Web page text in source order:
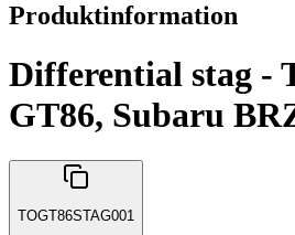
Produktinformation
Differential stag -
GT86, Subaru
TOGT86STAG001